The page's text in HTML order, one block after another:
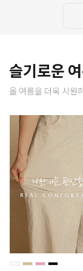
슬기로운
올 여름을 더욱 시원